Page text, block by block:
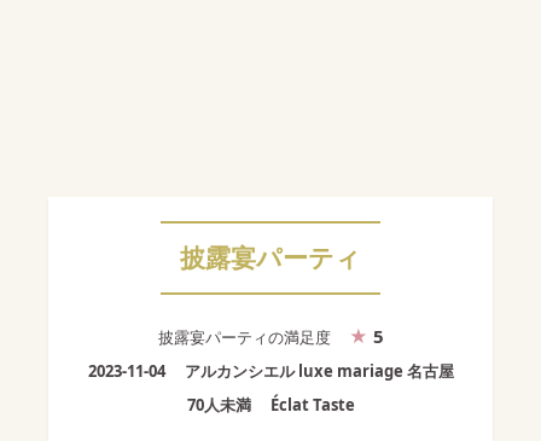
披露宴パーティ
披露宴パーティの満足度 5
2023-11-04
アルカンシエル luxe mariage 名古屋
70人未満
Éclat Taste